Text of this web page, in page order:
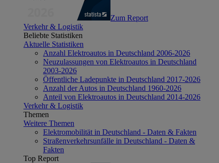
Zum Report
Verkehr & Logistik
Beliebte Statistiken
Aktuelle Statistiken
Anzahl Elektroautos in Deutschland 2006-2026
Neuzulassungen von Elektroautos in Deutschland
2003-2026
Öffentliche Ladepunkte in Deutschland 2017-2026
Anzahl der Autos in Deutschland 1960-2026
Anteil von Elektroautos in Deutschland 2014-2026
Verkehr & Logistik
Themen
Weitere Themen
Elektromobilität in Deutschland - Daten & Fakten
Straßenverkehrsunfälle in Deutschland - Daten &
Fakten
Top Report